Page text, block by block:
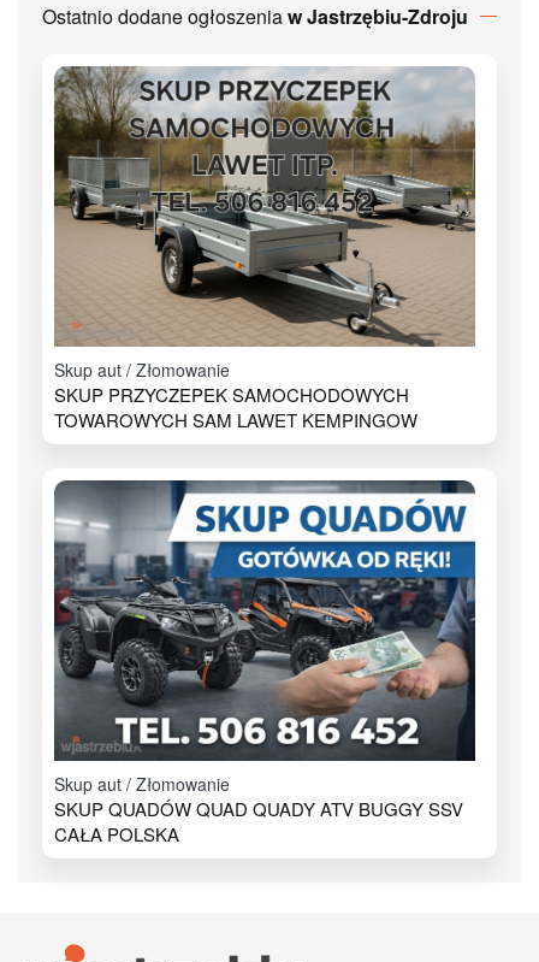
Ostatnio dodane ogłoszeniaw Jastrzębiu-Zdroju
Skup aut / Złomowanie
SKUP PRZYCZEPEK SAMOCHODOWYCH
TOWAROWYCH SAM LAWET KEMPINGOW
Skup aut / Złomowanie
SKUP QUADÓW QUAD QUADY ATV BUGGY SSV
CAŁA POLSKA